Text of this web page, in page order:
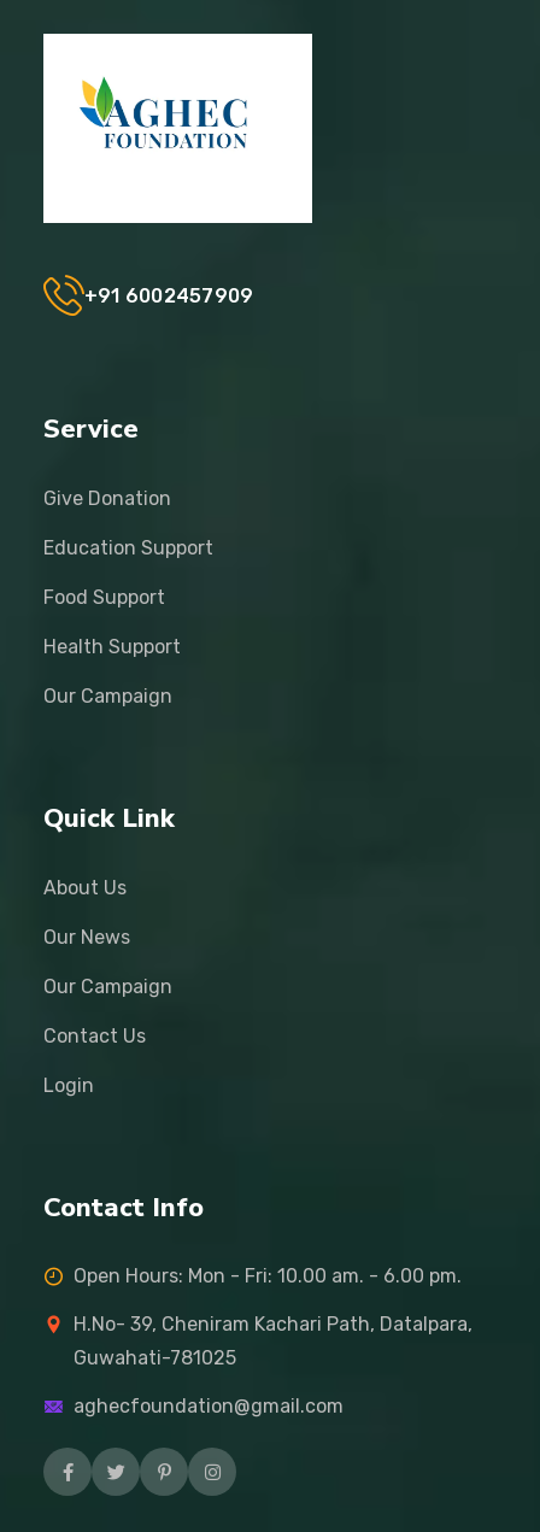
+91 6002457909
Service
Give Donation
Education Support
Food Support
Health Support
Our Campaign
Quick Link
About Us
Our News
Our Campaign
Contact Us
Login
Contact Info
Open Hours: Mon - Fri: 10.00 am. - 6.00 pm.
H.No- 39, Cheniram Kachari Path, Datalpara,
Guwahati-781025
aghecfoundation@gmail.com